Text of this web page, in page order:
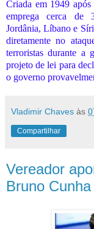
Criada em 1949
emprega cerca de
Jordânia, Líbano e
diretamente no
terroristas durante a
projeto de lei para
o governo
Vladimir Chaves às
Compartilhar
Vereador
Bruno